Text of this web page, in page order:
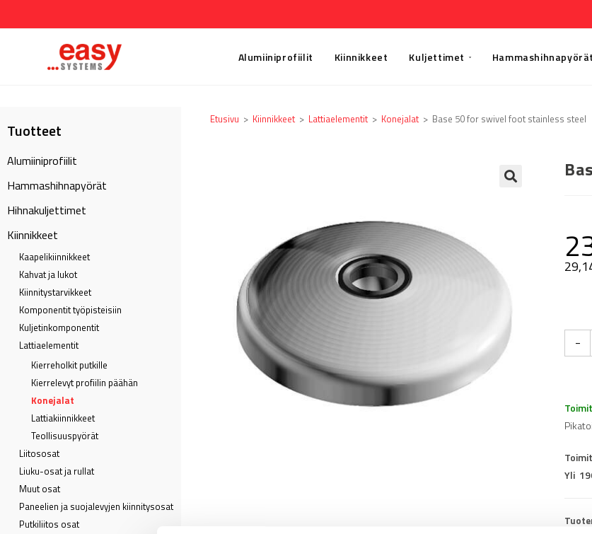
Alumiiniprofiilit Kiinnikkeet Kuljettimet Hammashihnapyörät
Tuotteet
Alumiiniprofiilit
Hammashihnapyörät
Hihnakuljettimet
Kiinnikkeet
Kaapeli­kiinnikkeet
Kahvat ja lukot
Kiinnitystarvikkeet
Komponentit työpisteisiin
Kuljetin­komponentit
Lattia­elementit
Kierreholkit putkille
Kierrelevyt profiilin päähän
Konejalat
Lattiakiinnikkeet
Teollisuuspyörät
Liitososat
Liuku-osat ja rullat
Muut osat
Paneelien ja suojalevyjen kiinnitysosat
Putkiliitos osat
Etusivu > Kiinnikkeet > Lattia­elementit > Konejalat > Base 50 for swivel foot stainless steel
-
Yli